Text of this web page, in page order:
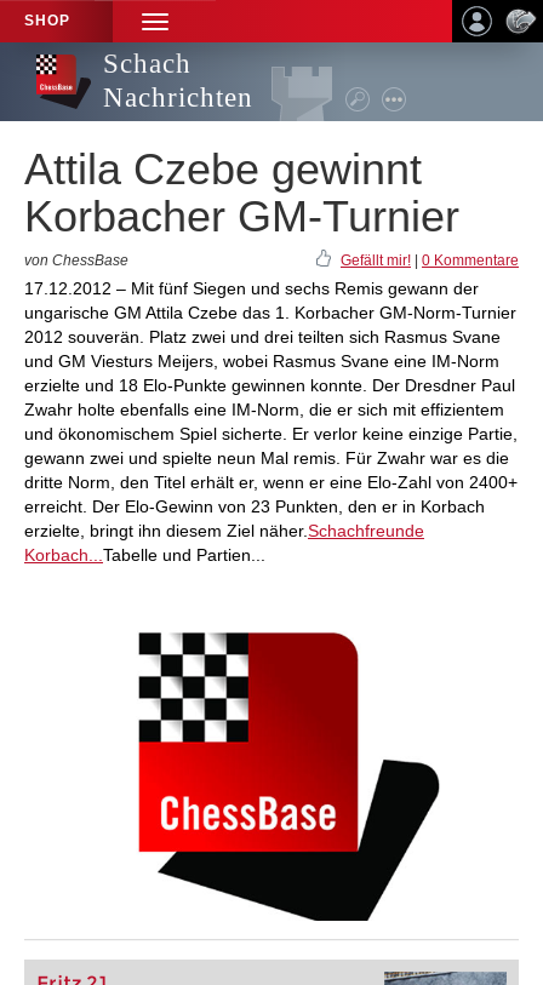
SHOP
TOGGLE
NAVIGATION
Schach
Nachrichten
Attila Czebe gewinnt
Korbacher GM-Turnier
von ChessBase Gefällt mir! 0 Kommentare
17.12.2012 – Mit fünf Siegen und sechs Remis gewann der
ungarische GM Attila Czebe das 1. Korbacher GM-Norm-Turnier
2012 souverän. Platz zwei und drei teilten sich Rasmus Svane
und GM Viesturs Meijers, wobei Rasmus Svane eine IM-Norm
erzielte und 18 Elo-Punkte gewinnen konnte. Der Dresdner Paul
Zwahr holte ebenfalls eine IM-Norm, die er sich mit effizientem
und ökonomischem Spiel sicherte. Er verlor keine einzige Partie,
gewann zwei und spielte neun Mal remis. Für Zwahr war es die
dritte Norm, den Titel erhält er, wenn er eine Elo-Zahl von 2400+
erreicht. Der Elo-Gewinn von 23 Punkten, den er in Korbach
erzielte, bringt ihn diesem Ziel näher.Schachfreunde
Korbach... Tabelle und Partien...